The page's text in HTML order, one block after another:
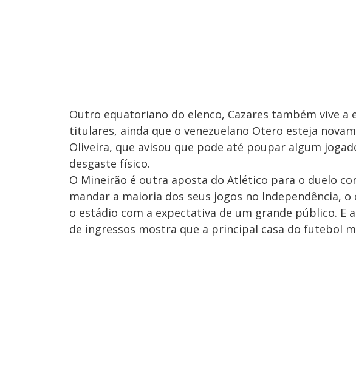
Outro equatoriano do elenco, Cazares também vive
titulares, ainda que o venezuelano Otero esteja
Oliveira, que avisou que pode até poupar algum
desgaste físico.
O Mineirão é outra aposta do Atlético para o duelo
mandar a maioria dos seus jogos no Independência,
o estádio com a expectativa de um grande público. E
de ingressos mostra que a principal casa do futebol